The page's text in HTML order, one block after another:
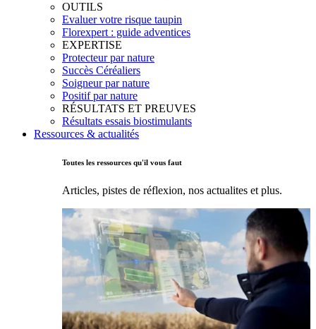
OUTILS
Evaluer votre risque taupin
Florexpert : guide adventices
EXPERTISE
Protecteur par nature
Succès Céréaliers
Soigneur par nature
Positif par nature
RÉSULTATS ET PREUVES
Résultats essais biostimulants
Ressources & actualités
Toutes les ressources qu'il vous faut
Articles, pistes de réflexion, nos actualites et plus.